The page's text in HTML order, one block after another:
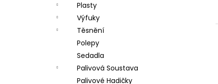
Plasty
Výfuky
Těsnění
Polepy
Sedadla
Palivová Soustava
Palivové Hadičky